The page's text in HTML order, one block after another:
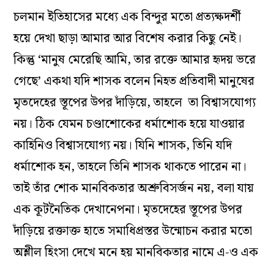
চলমান ইতিহাসের মধ্যে এক বিন্দুর মতো প্রত্যক্ষদর্শী
হয়ে দেখা ছাড়া আমার আর বিশেষ করার কিছু নেই।
কিন্তু ‘মানুষ মেরেছি আমি, তার রক্তে আমার হৃদয় ভরে
গেছে’ একথা যদি শাসক বলেন নিহত প্রতিবাদী মানুষের
মৃতদেহের স্তূপের উপর দাঁড়িয়ে, তাহলে তা বিশ্বাসযোগ্য
নয়। ঠিক যেমন চণ্ডাশোকের ধর্মাশোক হয়ে যাওয়ার
কাহিনিও বিশ্বাসযোগ্য নয়। যিনি শাসক, তিনি যদি
ধর্মাশোক হন, তাহলে তিনি শাসক থাকতে পারেন না।
তাই তাঁর শোক মানবিকতার অশ্রুবিসর্জন নয়, বলা যায়
এক কূটনৈতিক দেখানেপনা। মৃতদেহের স্তূপের উপর
দাঁড়িয়ে রক্তাক্ত হাতে সমাধিপ্রস্তর উন্মোচন করার মতো
অশ্লীল হিংসা দেখে মনে হয় মানবিকতার নামে এ-ও এক